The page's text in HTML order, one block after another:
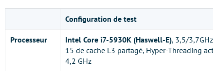
Configuration de test
Processeur Intel Core i7-5930K (Haswell-E), 3,5/3,7GHz,
15 de cache L3 partagé, Hyper-Threading
4,2 GHz